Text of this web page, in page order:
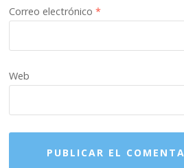
Correo electrónico*
Web